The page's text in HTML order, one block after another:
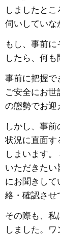
しましたと
伺いしてい
もし、事前
したら、何
事前に把握で
ご安全にお
の態勢でお
しかし、事
状況に直面す
しまいます
いただきた
にお聞きし
絡・確認さ
その際も、私
しました。